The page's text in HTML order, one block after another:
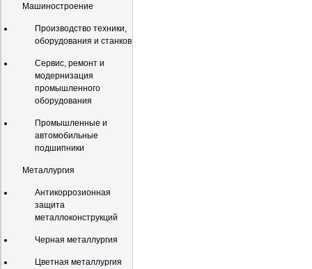
Машиностроение
Производство техники,
оборудования и станков
Сервис, ремонт и
модернизация
промышленного
оборудования
Промышленные и
автомобильные
подшипники
Металлургия
Антикоррозионная
защита
металлоконструкций
Черная металлургия
Цветная металлургия